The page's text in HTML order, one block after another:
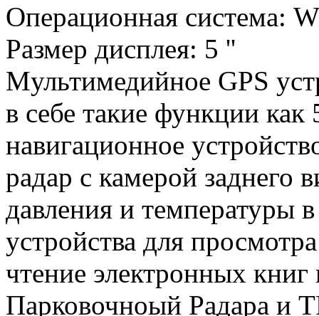
Операционная система:
Размер дисплея: 5 ''
Mультимедийное GPS
в себе такие функции
навигационное
радар с камерой заднего
давления и температуры
устройства для
чтение электронных
Парковочноый Радара и